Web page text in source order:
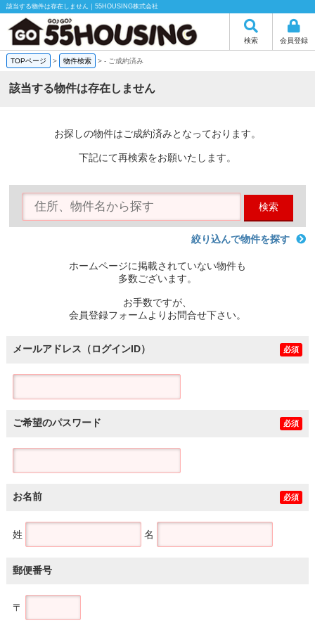
該当する物件は存在しません｜55HOUSING株式会社
検索 会員登録
TOPページ > 物件検索 >- ご成約済み
該当する物件は存在しません
お探しの物件はご成約済みとなっております。
下記にて再検索をお願いたします。
検索
絞り込んで物件を探す
ホームページに掲載されていない物件も
多数ございます。
お手数ですが、
会員登録フォームよりお問合せ下さい。
メールアドレス（ログインID） 必須
ご希望のパスワード 必須
お名前 必須
姓 名
郵便番号
〒